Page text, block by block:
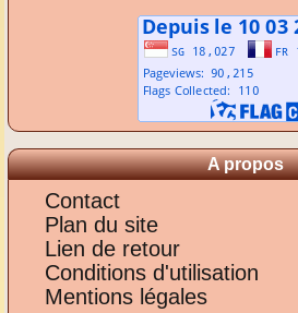
A propos
Contact
Plan du site
Lien de retour
Conditions d'utilisation
Mentions légales